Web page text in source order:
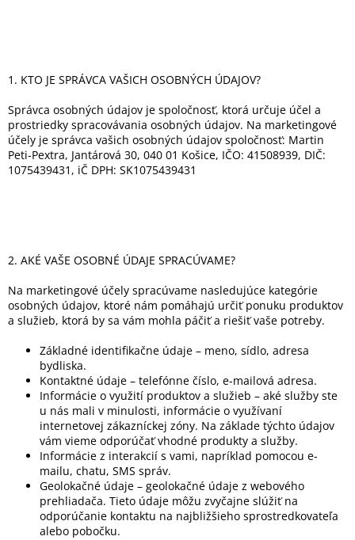
1. KTO JE SPRÁVCA VAŠICH OSOBNÝCH ÚDAJOV?
Správca osobných údajov je spoločnosť, ktorá určuje účel a
prostriedky spracovávania osobných údajov. Na marketingové
účely je správca vašich osobných údajov spoločnosť: Martin
Peti-Pextra, Jantárová 30, 040 01 Košice, IČO: 41508939, DIČ:
1075439431, iČ DPH: SK1075439431
2. AKÉ VAŠE OSOBNÉ ÚDAJE SPRACÚVAME?
Na marketingové účely spracúvame nasledujúce kategórie
osobných údajov, ktoré nám pomáhajú určiť ponuku produktov
a služieb, ktorá by sa vám mohla páčiť a riešiť vaše potreby.
Základné identifikačne údaje – meno, sídlo, adresa
bydliska.
Kontaktné údaje – telefónne číslo, e-mailová adresa.
Informácie o využití produktov a služieb – aké služby ste
u nás mali v minulosti, informácie o využívaní
internetovej zákazníckej zóny. Na základe týchto údajov
vám vieme odporúčať vhodné produkty a služby.
Informácie z interakcií s vami, napríklad pomocou e-
mailu, chatu, SMS správ.
Geolokačné údaje – geolokačné údaje z webového
prehliadača. Tieto údaje môžu zvyčajne slúžiť na
odporúčanie kontaktu na najbližšieho sprostredkovateľa
alebo pobočku.